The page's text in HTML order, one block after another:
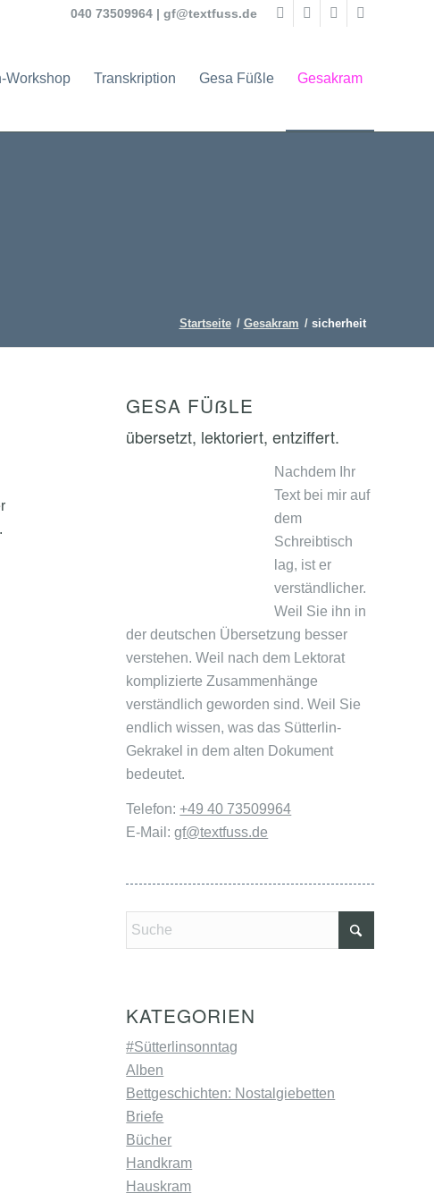
040 73509964 | gf@textfuss.de
Workshop Transkription Gesa Füßle Gesakram
Startseite / Gesakram / sicherheit
GESA FÜẞLE
übersetzt, lektoriert, entziffert.
Nachdem Ihr
Text bei mir auf
dem
Schreibtisch
lag, ist er
verständlicher.
Weil Sie ihn in
der deutschen Übersetzung besser
verstehen. Weil nach dem Lektorat
komplizierte Zusammenhänge
verständlich geworden sind. Weil Sie
endlich wissen, was das Sütterlin-
Gekrakel in dem alten Dokument
bedeutet.
Telefon:+49 40 73509964
E-Mail:gf@textfuss.de
KATEGORIEN
#Sütterlinsonntag
Alben
Bettgeschichten: Nostalgiebetten
Briefe
Bücher
Handkram
Hauskram